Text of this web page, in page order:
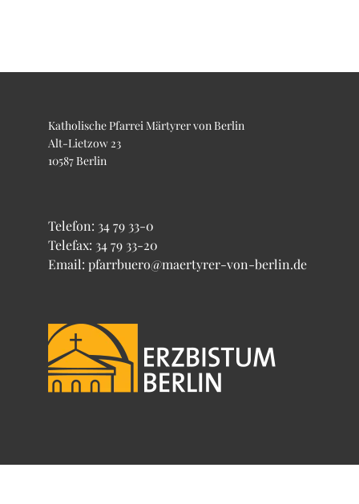
Katholische Pfarrei Märtyrer von Berlin
Alt-Lietzow 23
10587 Berlin
Telefon: 34 79 33-0
Telefax: 34 79 33-20
Email: pfarrbuero@maertyrer-von-berlin.de